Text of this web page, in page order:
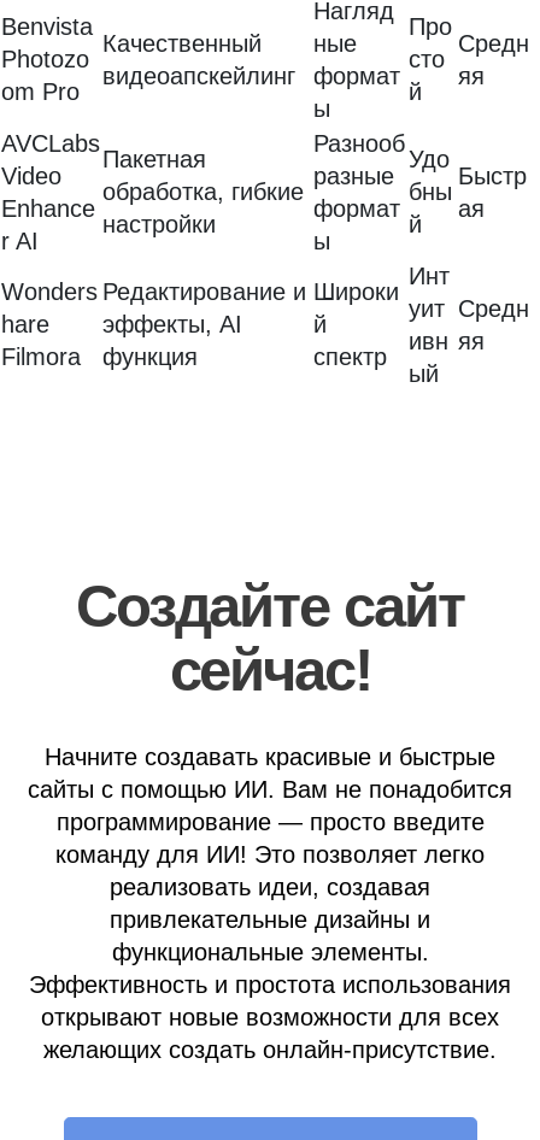
Benvista
Photozo
om Pro
Качественный
видеоапскейлинг
Нагляд
ные
формат
ы
Про
сто
й
Средн
яя
AVCLabs
Video
Enhance
r AI
Пакетная
обработка, гибкие
настройки
Разнооб
разные
формат
ы
Удо
бны
й
Быстр
ая
Wonders
hare
Filmora
Редактирование и
эффекты, AI
функция
Широки
й
спектр
Инт
уит
ивн
ый
Средн
яя
Создайте сайт
сейчас!
Начните создавать красивые и быстрые
сайты с помощью ИИ. Вам не понадобится
программирование — просто введите
команду для ИИ! Это позволяет легко
реализовать идеи, создавая
привлекательные дизайны и
функциональные элементы.
Эффективность и простота использования
открывают новые возможности для всех
желающих создать онлайн-присутствие.